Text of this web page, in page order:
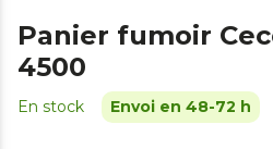
Panier fumoir
4500
En stock Envoi en 48-72 h